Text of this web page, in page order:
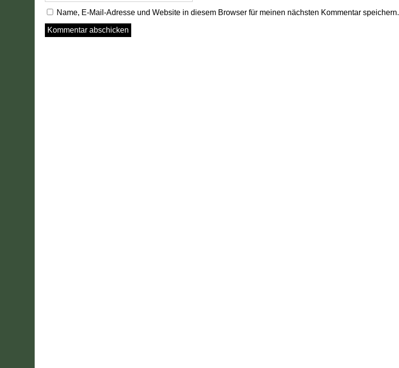
Name, E-Mail-Adresse und Website in diesem Browser für meinen nächsten Kommentar speichern.